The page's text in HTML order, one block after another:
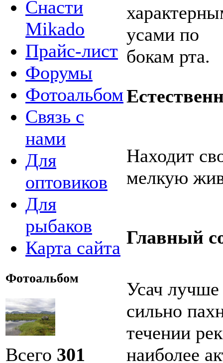
Снасти
Mikado
Прайс-лист
Форумы
Фотоальбом
Связь с
нами
Для
оптовиков
Для
рыбаков
Карта сайта
Фотоальбом
Всего 301
Находит
мелкую
Главный
Усач лучше
сильно
течении
наиболее